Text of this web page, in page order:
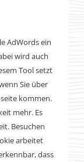
AdWords ein
wird auch
Tool setzt
Sie über
kommen.
mehr. Es
Besuchen
arbeitet
dass